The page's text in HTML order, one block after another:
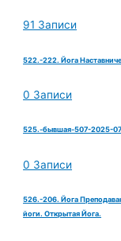
91 Записи
522.-222. Йога
0 Записи
525.-бывшая-507-2025-
0 Записи
526.-206. Йога
йоги. Открытая Йога.